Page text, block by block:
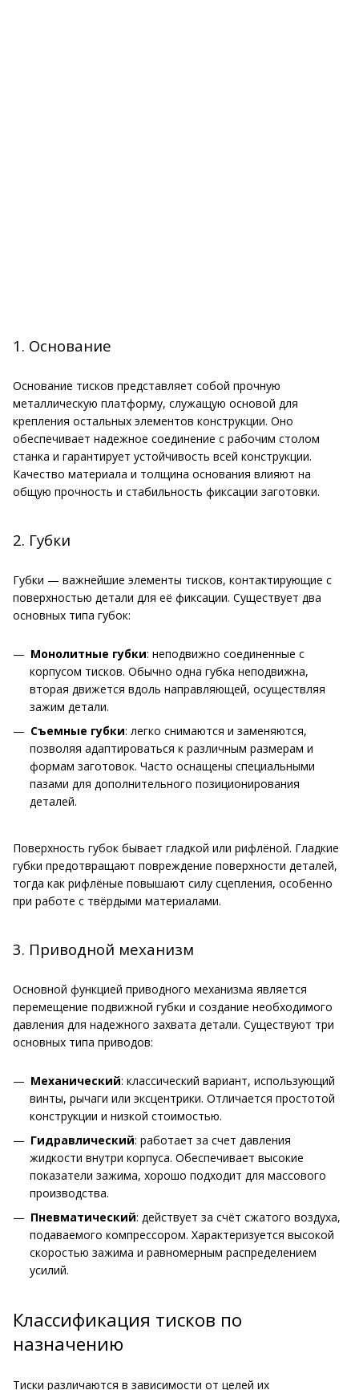
1. Основание
Основание тисков представляет собой прочную
металлическую платформу, служащую основой для
крепления остальных элементов конструкции. Оно
обеспечивает надежное соединение с рабочим столом
станка и гарантирует устойчивость всей конструкции.
Качество материала и толщина основания влияют на
общую прочность и стабильность фиксации заготовки.
2. Губки
Губки — важнейшие элементы тисков, контактирующие с
поверхностью детали для её фиксации. Существует два
основных типа губок:
Монолитные губки: неподвижно соединенные с
корпусом тисков. Обычно одна губка неподвижна,
вторая движется вдоль направляющей, осуществляя
зажим детали.
Съемные губки: легко снимаются и заменяются,
позволяя адаптироваться к различным размерам и
формам заготовок. Часто оснащены специальными
пазами для дополнительного позиционирования
деталей.
Поверхность губок бывает гладкой или рифлёной. Гладкие
губки предотвращают повреждение поверхности деталей,
тогда как рифлёные повышают силу сцепления, особенно
при работе с твёрдыми материалами.
3. Приводной механизм
Основной функцией приводного механизма является
перемещение подвижной губки и создание необходимого
давления для надежного захвата детали. Существуют три
основных типа приводов:
Механический: классический вариант, использующий
винты, рычаги или эксцентрики. Отличается простотой
конструкции и низкой стоимостью.
Гидравлический: работает за счет давления
жидкости внутри корпуса. Обеспечивает высокие
показатели зажима, хорошо подходит для массового
производства.
Пневматический: действует за счёт сжатого воздуха,
подаваемого компрессором. Характеризуется высокой
скоростью зажима и равномерным распределением
усилий.
Классификация тисков по
назначению
Тиски различаются в зависимости от целей их